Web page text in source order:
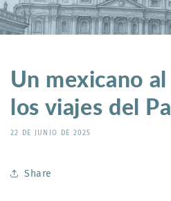
Un mexicano
los viajes del
22 DE JUNIO DE 2025
Share